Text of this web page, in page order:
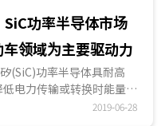
5G基站RF元件，但供
能尚未爆发，2019年价
数倍以上。随众多GaN应
，带动制造成本压低，预
期待。
别为GaN-on-Si与GaN-
on-Si磊晶长于矽基板
SiC功率半导体市场
领域为主要驱动力
电力传输或转换时能量损
阳能、电动车及充电基础
2019-06-28